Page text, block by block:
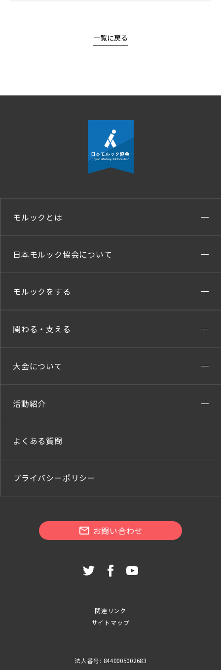
一覧に戻る
モルックとは
日本モルック協会について
モルックをする
関わる・支える
大会について
活動紹介
よくある質問
プライバシーポリシー
お問い合わせ
関連リンク
サイトマップ
法人番号: 8440005002683